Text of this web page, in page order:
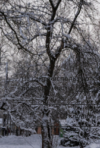
На сайте
посещаемости.
Отклонить